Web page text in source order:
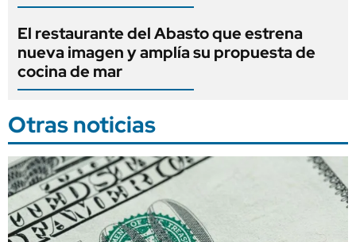
El restaurante del Abasto que estrena
nueva imagen y amplía su propuesta de
cocina de mar
Otras noticias